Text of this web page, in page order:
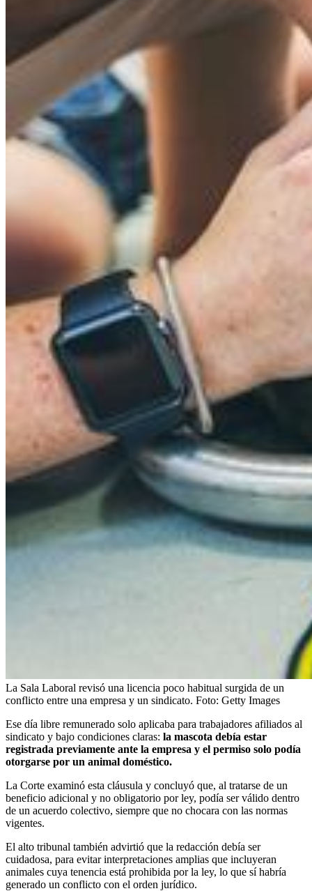
La Sala Laboral revisó una licencia poco habitual surgida de un
conflicto entre una empresa y un sindicato. Foto: Getty Images
Ese día libre remunerado solo aplicaba para trabajadores afiliados al
sindicato y bajo condiciones claras: la mascota debía estar
registrada previamente ante la empresa y el permiso solo podía
otorgarse por un animal doméstico.
La Corte examinó esta cláusula y concluyó que, al tratarse de un
beneficio adicional y no obligatorio por ley, podía ser válido dentro
de un acuerdo colectivo, siempre que no chocara con las normas
vigentes.
El alto tribunal también advirtió que la redacción debía ser
cuidadosa, para evitar interpretaciones amplias que incluyeran
animales cuya tenencia está prohibida por la ley, lo que sí habría
generado un conflicto con el orden jurídico.